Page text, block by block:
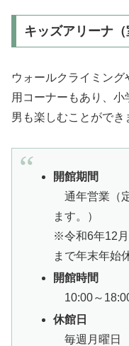
キッズアリーナ（
ウォールクライミン
用コーナーもあり、
男も楽しむことができ
開館期間
通年営業（
ます。）
※令和6年12
まで年末年始
開館時間
10:00～
休館日
毎週月曜日